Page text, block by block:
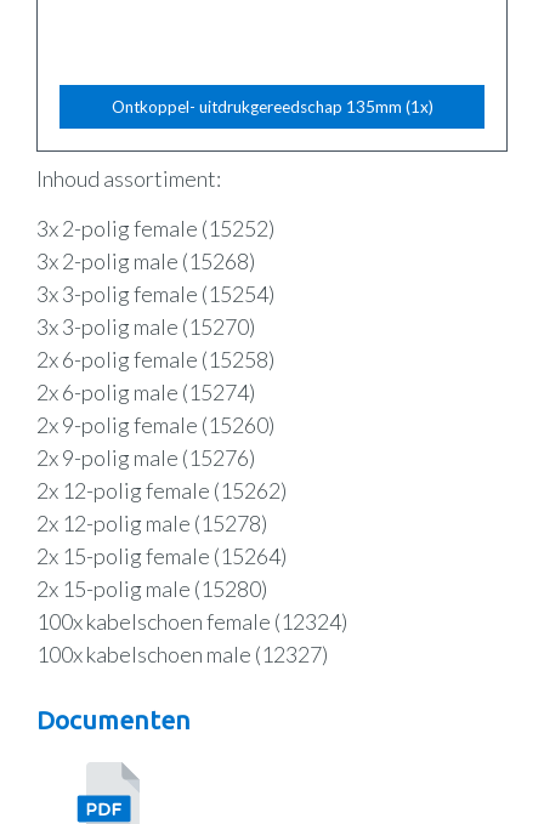
Ontkoppel- uitdrukgereedschap 135mm (1x)
Inhoud assortiment:
3x 2-polig female (15252)
3x 2-polig male (15268)
3x 3-polig female (15254)
3x 3-polig male (15270)
2x 6-polig female (15258)
2x 6-polig male (15274)
2x 9-polig female (15260)
2x 9-polig male (15276)
2x 12-polig female (15262)
2x 12-polig male (15278)
2x 15-polig female (15264)
2x 15-polig male (15280)
100x kabelschoen female (12324)
100x kabelschoen male (12327)
Documenten